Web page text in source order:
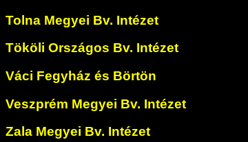
Tolna Megyei Bv. Intézet
Tököli Országos Bv. Intézet
Váci Fegyház és Börtön
Veszprém Megyei Bv. Intézet
Zala Megyei Bv. Intézet